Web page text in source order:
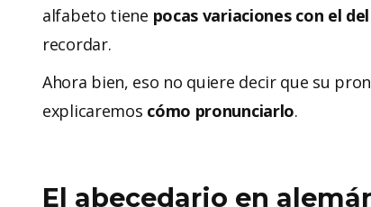
alfabeto tiene pocas variaciones con el
recordar.
Ahora bien, eso no quiere decir que su
explicaremos cómo pronunciarlo.
El abecedario en